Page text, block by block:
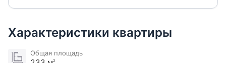
Характеристики квартиры
Общая площадь
2